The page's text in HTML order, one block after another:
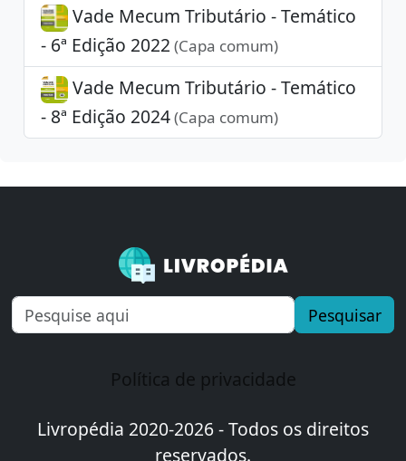
Vade Mecum Tributário - Temático
- 6ª Edição 2022 (Capa comum)
Vade Mecum Tributário - Temático
- 8ª Edição 2024(Capa comum)
Pesquisar
Política de privacidade
Livropédia 2020-2026 - Todos os direitos
reservados.